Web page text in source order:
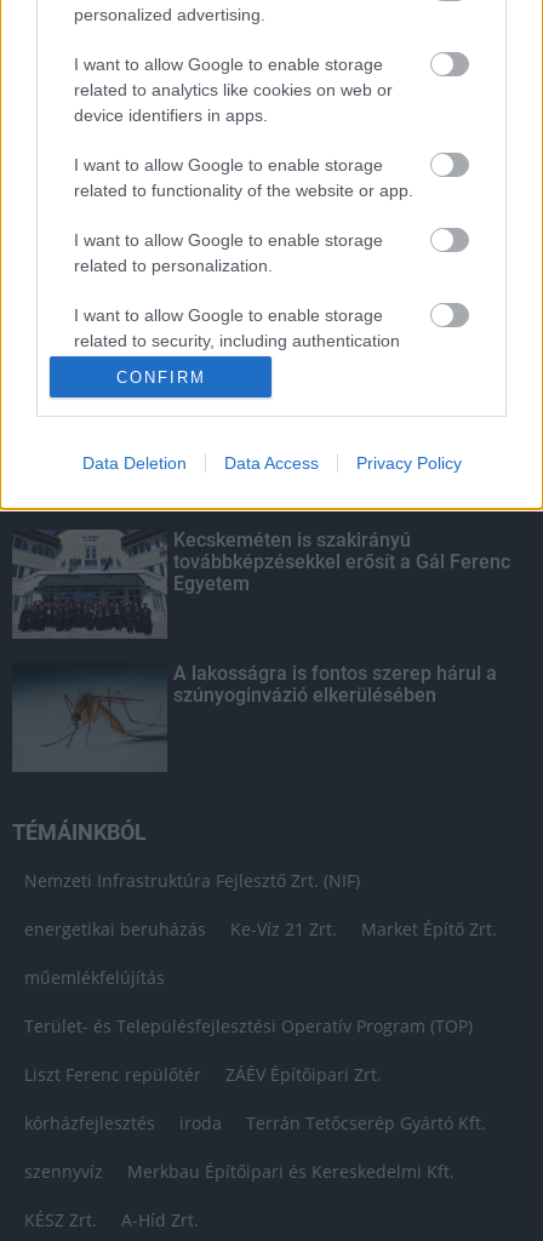
personalized advertising.
I want to allow Google to enable storage
related to analytics like cookies on web or
device identifiers in apps.
I want to allow Google to enable storage
related to functionality of the website or app.
I want to allow Google to enable storage
related to personalization.
I want to allow Google to enable storage
related to security, including authentication
CONFIRM
Data Deletion Data Access Privacy Policy
Fontos a postaládákba költöző
széncinegék védelme
Amire többmillióan vártunk: szombattól
másodfokúra csökken a riasztás
KIEMELT
Megérkezett az eső a Duna
Kecskeméten is szakirányú
továbbképzésekkel erősít a Gál Ferenc
Egyetem
A lakosságra is fontos szerep hárul a
szúnyoginvázió elkerülésében
TÉMÁINKBÓL
Nemzeti Infrastruktúra Fejlesztő Zrt. (NIF)
energetikai beruházás Ke-Víz 21 Zrt. Market Építő Zrt.
műemlékfelújítás
Terület- és Településfejlesztési Operatív Program (TOP)
Liszt Ferenc repülőtér ZÁÉV Építőipari Zrt.
kórházfejlesztés iroda Terrán Tetőcserép Gyártó Kft.
szennyvíz Merkbau Építőipari és Kereskedelmi Kft.
KÉSZ Zrt. A-Híd Zrt.